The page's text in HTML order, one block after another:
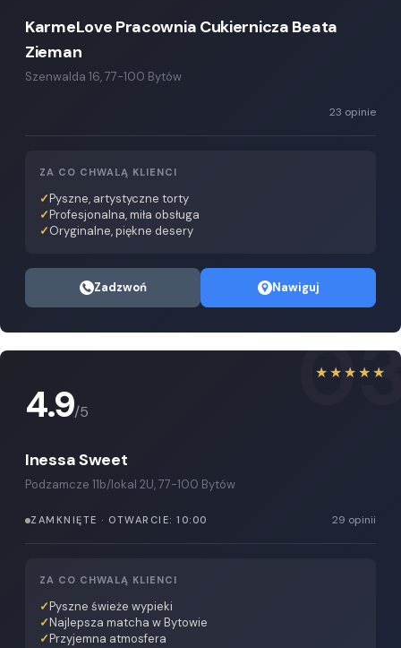
KarmeLove Pracownia Cukiernicza Beata
Zieman
Szenwalda 16, 77-100 Bytów
23 opinie
ZA CO CHWALĄ KLIENCI
Pyszne, artystyczne torty
Profesjonalna, miła obsługa
Oryginalne, piękne desery
Zadzwoń Nawiguj
★★★★★
4.9/5
Inessa Sweet
Podzamcze 11b/lokal 2U, 77-100 Bytów
ZAMKNIĘTE · OTWARCIE: 10:00 29 opinii
ZA CO CHWALĄ KLIENCI
Pyszne świeże wypieki
Najlepsza matcha w Bytowie
Przyjemna atmosfera